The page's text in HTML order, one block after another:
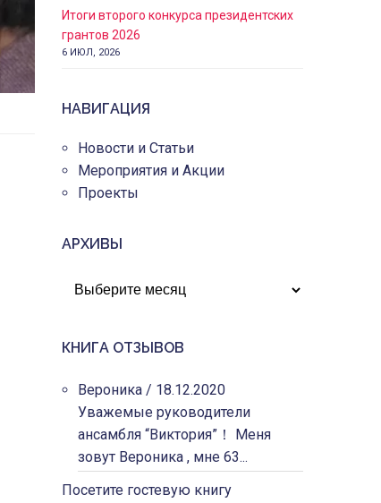
Итоги второго конкурса президентских
грантов 2026
6 ИЮЛ, 2026
НАВИГАЦИЯ
Новости и Статьи
Мероприятия и Акции
Проекты
АРХИВЫ
АРХИВЫ
КНИГА ОТЗЫВОВ
Вероника / 18.12.2020
Уважемые руководители
ансамбля “Виктория”！ Меня
зовут Вероника , мне 63...
Посетите гостевую книгу